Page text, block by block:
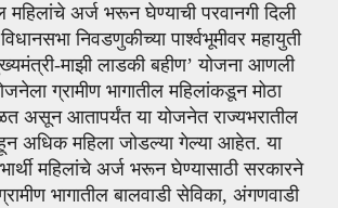
महिलांचे अर्ज भरून घेण्याची परवानगी दिली
निवडणुकीच्या पार्श्वभूमीवर महायुती
माझी लाडकी बहीण’ योजना आणली
ग्रामीण भागातील महिलांकडून मोठा
असून आतापर्यंत या योजनेत राज्यभरातील
अधिक महिला जोडल्या गेल्या आहेत. या
महिलांचे अर्ज भरून घेण्यासाठी सरकारने
भागातील बालवाडी सेविका, अंगणवाडी